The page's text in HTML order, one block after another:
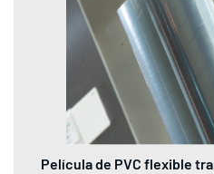
Película de PVC flexible